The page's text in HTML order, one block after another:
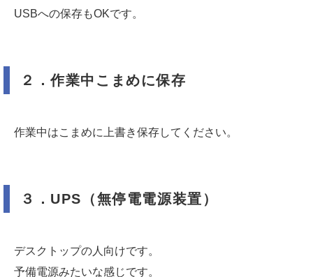
USBへの保存もOKです。
２．作業中こまめに保存
作業中はこまめに上書き保存してください。
３．UPS（無停電電源装置）
デスクトップの人向けです。
予備電源みたいな感じです。